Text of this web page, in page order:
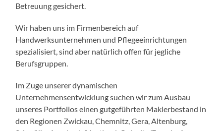
Betreuung gesichert.
Wir haben uns im Firmenbereich auf
Handwerksunternehmen und Pflegeeinrichtungen
spezialisiert, sind aber natürlich offen für jegliche
Berufsgruppen.
Im Zuge unserer dynamischen
Unternehmensentwicklung suchen wir zum Ausbau
unseres Portfolios einen gutgeführten Maklerbestand in
den Regionen Zwickau, Chemnitz, Gera, Altenburg,